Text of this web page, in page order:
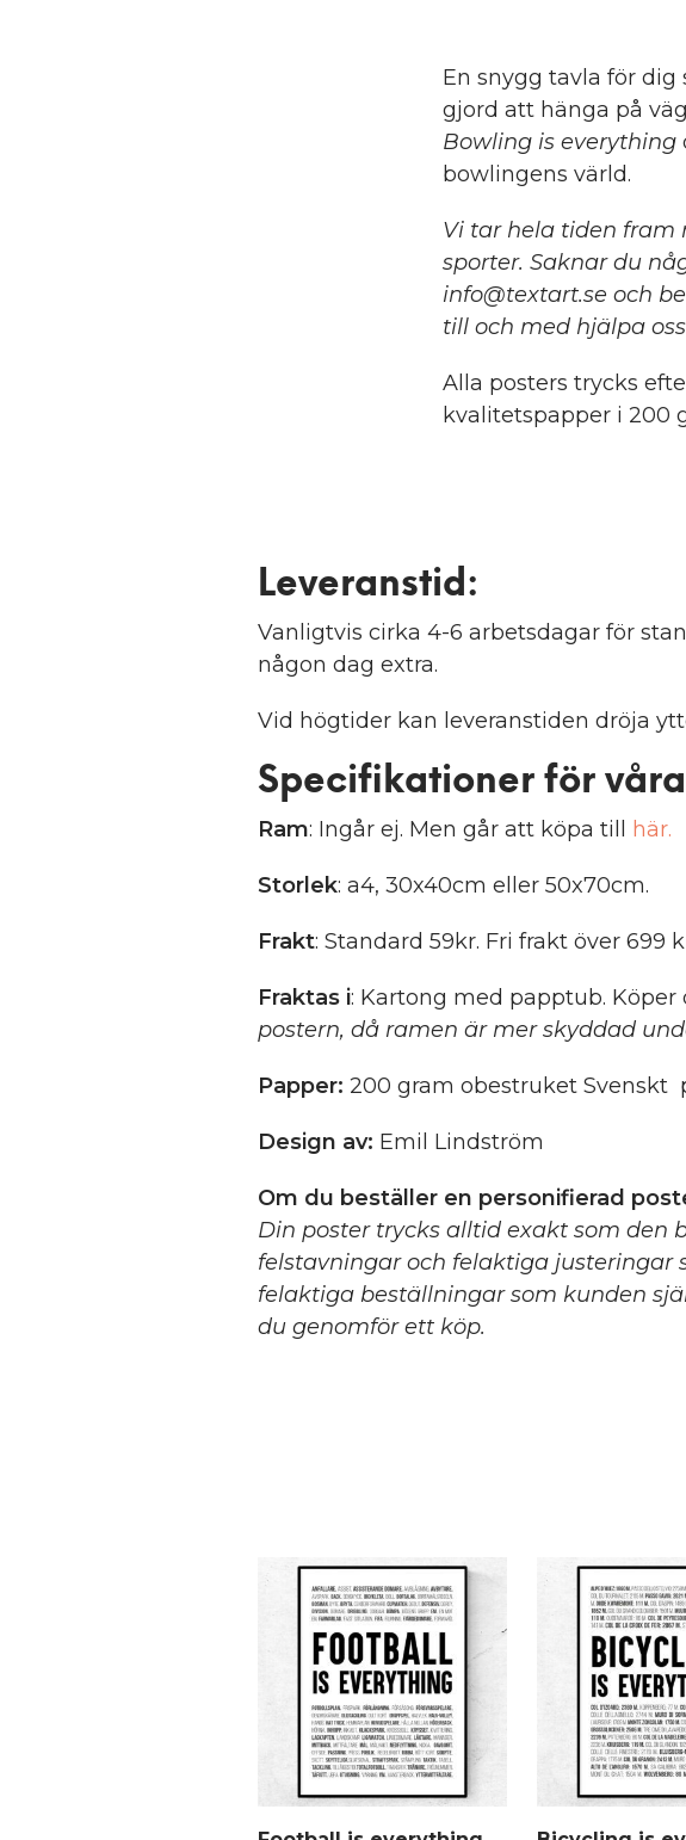
En snygg tavla för dig
gjord att hänga på
Bowling is everything
bowlingens värld.
Vi tar hela tiden fram
sporter. Saknar du
info@textart.se och
till och med hjälpa
Alla posters trycks
kvalitetspapper i 200
Leveranstid:
Vanligtvis cirka 4-6 arbetsdagar för
någon dag extra.
Vid högtider kan leveranstiden dröja
Specifikationer för
Ram: Ingår ej. Men går att köpa till här.
Storlek: a4, 30x40cm eller 50x70cm.
Frakt: Standard 59kr. Fri frakt över 699
Fraktas i: Kartong med papptub.
postern, då ramen är mer skyddad
Papper: 200 gram obestruket Svenskt
Design av: Emil Lindström
Om du beställer en personifierad
Din poster trycks alltid exakt som den
felstavningar och felaktiga justeringar
felaktiga beställningar som kunden
du genomför ett köp.